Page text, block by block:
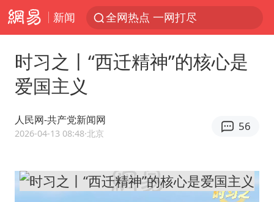
新闻 全网热点 一网打尽
时习之丨“西迁精神”的核心是
爱国主义
人民网-共产党新闻网
2026-04-13 08:48·北京
56